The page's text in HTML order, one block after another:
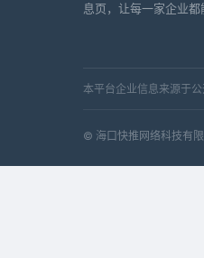
息页，让每一家企业都
本平台企业信息来源于
© 海口快推网络科技有